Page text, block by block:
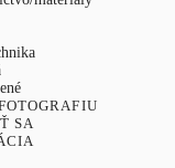
SA